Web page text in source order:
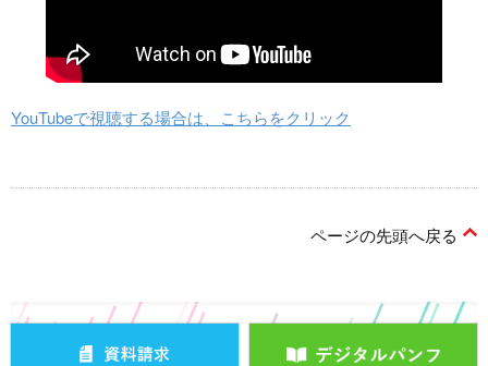
YouTubeで視聴する場合は、こちらをクリック
ページの先頭へ戻る